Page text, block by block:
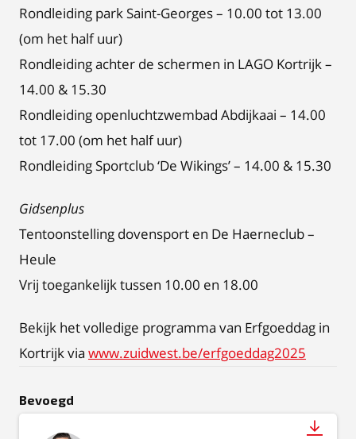
Rondleiding park Saint-Georges – 10.00 tot 13.00
(om het half uur)
Rondleiding achter de schermen in LAGO Kortrijk –
14.00 & 15.30
Rondleiding openluchtzwembad Abdijkaai – 14.00
tot 17.00 (om het half uur)
Rondleiding Sportclub ‘De Wikings’ – 14.00 & 15.30
Gidsenplus
Tentoonstelling dovensport en De Haerneclub –
Heule
Vrij toegankelijk tussen 10.00 en 18.00
Bekijk het volledige programma van Erfgoeddag in
Kortrijk via www.zuidwest.be/erfgoeddag2025
Bevoegd